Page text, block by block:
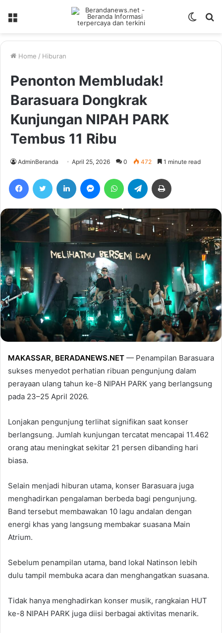
Menu
Switch
Home / Hiburan
Penonton Membludak!
Barasuara Dongkrak
Kunjungan NIPAH PARK
Tembus 11 Ribu
AdminBeranda April 25, 2026 0 472 1 minute read
FacebookTwitter LinkedIn MessengerWhatsAppTelegram
MAKASSAR, BERADANEWS.NET — Penampilan Barasuara
sukses menyedot perhatian ribuan pengunjung dalam
perayaan ulang tahun ke-8 NIPAH PARK yang berlangsung
pada 23–25 April 2026.
Lonjakan pengunjung terlihat signifikan saat konser
berlangsung. Jumlah kunjungan tercatat mencapai 11.462
orang atau meningkat sekitar 21 persen dibanding hari
biasa.
Selain menjadi hiburan utama, konser Barasuara juga
menghadirkan pengalaman berbeda bagi pengunjung.
Band tersebut membawakan 10 lagu andalan dengan
energi khas yang langsung membakar suasana Main
Atrium.
Sebelum penampilan utama, band lokal Natinson lebih
dulu tampil membuka acara dan menghangatkan suasana.
Tidak hanya menghadirkan konser musik, rangkaian HUT
ke-8 NIPAH PARK juga diisi berbagai aktivitas menarik.